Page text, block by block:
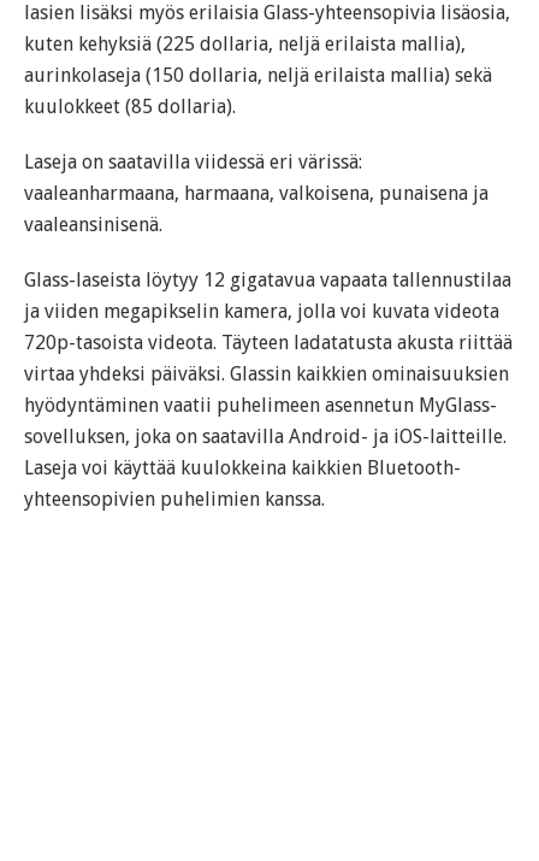
lasien lisäksi myös erilaisia Glass-yhteensopivia lisäosia,
kuten kehyksiä (225 dollaria, neljä erilaista mallia),
aurinkolaseja (150 dollaria, neljä erilaista mallia) sekä
kuulokkeet (85 dollaria).
Laseja on saatavilla viidessä eri värissä:
vaaleanharmaana, harmaana, valkoisena, punaisena ja
vaaleansinisenä.
Glass-laseista löytyy 12 gigatavua vapaata tallennustilaa
ja viiden megapikselin kamera, jolla voi kuvata videota
720p-tasoista videota. Täyteen ladatatusta akusta riittää
virtaa yhdeksi päiväksi. Glassin kaikkien ominaisuuksien
hyödyntäminen vaatii puhelimeen asennetun MyGlass-
sovelluksen, joka on saatavilla Android- ja iOS-laitteille.
Laseja voi käyttää kuulokkeina kaikkien Bluetooth-
yhteensopivien puhelimien kanssa.